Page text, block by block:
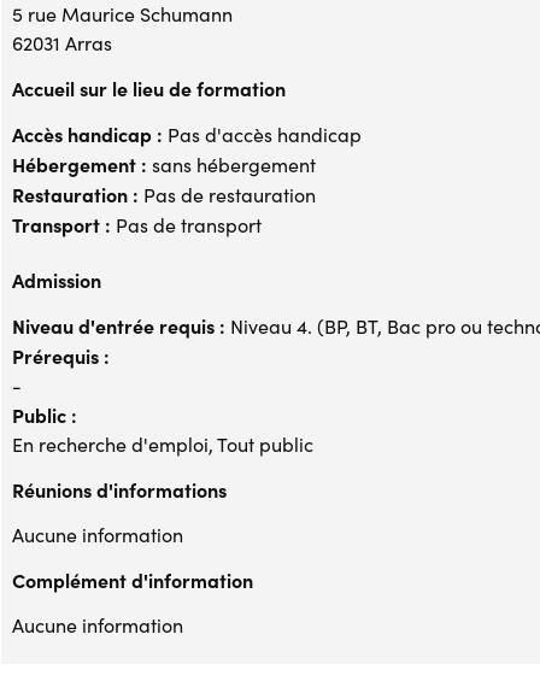
5 rue Maurice Schumann
62031 Arras
Accueil sur le lieu de formation
Accès handicap : Pas d'accès handicap
Hébergement : sans hébergement
Restauration : Pas de restauration
Transport : Pas de transport
Admission
Niveau d'entrée requis : Niveau 4. (BP, BT, Bac pro ou
Prérequis :
-
Public :
En recherche d'emploi, Tout public
Réunions d'informations
Aucune information
Complément d'information
Aucune information